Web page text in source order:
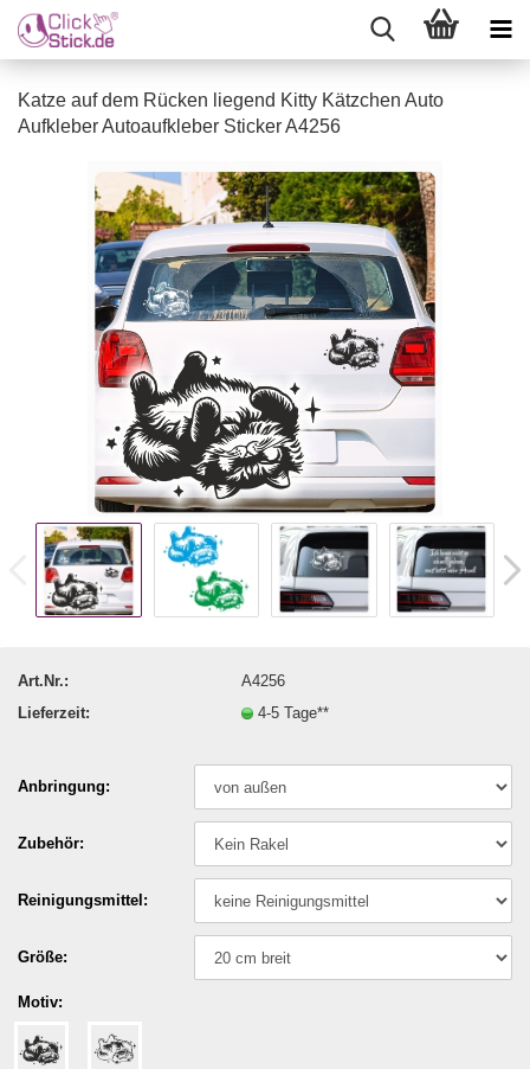
Katze auf dem Rücken liegend Kitty Kätzchen Auto
Aufkleber Autoaufkleber Sticker A4256
Art.Nr.:
A4256
Lieferzeit:
4-5 Tage**
Anbringung:
Zubehör:
Reinigungsmittel:
Größe:
Motiv: